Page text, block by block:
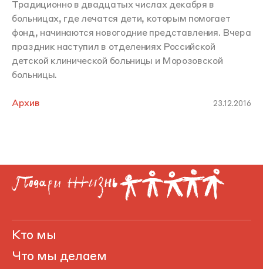
Традиционно в двадцатых числах декабря в
больницах, где лечатся дети, которым помогает
фонд, начинаются новогодние представления. Вчера
праздник наступил в отделениях Российской
детской клинической больницы и Морозовской
больницы.
Архив 23.12.2016
Кто мы
Что мы делаем